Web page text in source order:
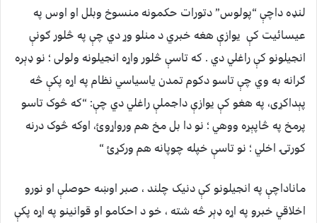
لنډه داچې “پولوس” دتورات حکمونه منسوخ وبلل او اوس په
عيسائيت کې يوازې هغه خبري د منلو وړ دي چې په څلور ګونې
انجيلونو کې راغلي دي . که تاسې څلور واړه انجيلونه ولولی ؛ نو ډېره
ګرانه به وي چې تاسو دکوم تمدن ياسياسي نظام په اړه پکې څه
پېداکړی، په هغو کې يوازې داجملې راغلي دي چې: “که څوک تاسو
پرمخ په څاپېړه ووهي ؛ نو دا بل مخ هم ورواړوئ، اوکه څوک درنه
کورتۍ اخلي ؛ نو تاسې خپله چوپانه هم ورکړئ “
ماناداچې په انجيلونو کې دنيک چلند ، صبر اوښه حوصلې او نورو
اخلاقي خبرو په اړه ډېر څه شته ، خو د احکامو او قوانينو په اړه پکې